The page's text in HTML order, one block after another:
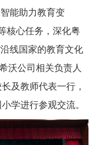
能助力教育变
核心任务，深化粤
线国家的教育文化
沃公司相关负责人
及教师代表一行，
学进行参观交流。